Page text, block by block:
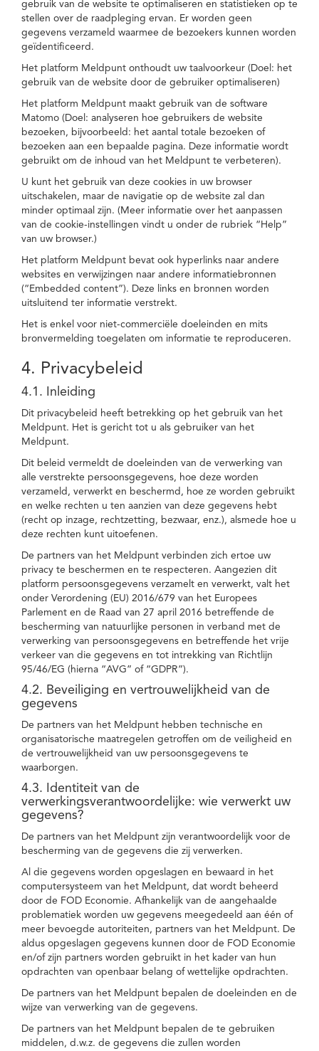
gebruik van de website te optimaliseren en statistieken op te
stellen over de raadpleging ervan. Er worden geen
gegevens verzameld waarmee de bezoekers kunnen worden
geïdentificeerd.
Het platform Meldpunt onthoudt uw taalvoorkeur (Doel: het
gebruik van de website door de gebruiker optimaliseren)
Het platform Meldpunt maakt gebruik van de software
Matomo (Doel: analyseren hoe gebruikers de website
bezoeken, bijvoorbeeld: het aantal totale bezoeken of
bezoeken aan een bepaalde pagina. Deze informatie wordt
gebruikt om de inhoud van het Meldpunt te verbeteren).
U kunt het gebruik van deze cookies in uw browser
uitschakelen, maar de navigatie op de website zal dan
minder optimaal zijn. (Meer informatie over het aanpassen
van de cookie-instellingen vindt u onder de rubriek “Help”
van uw browser.)
Het platform Meldpunt bevat ook hyperlinks naar andere
websites en verwijzingen naar andere informatiebronnen
(“Embedded content”). Deze links en bronnen worden
uitsluitend ter informatie verstrekt.
Het is enkel voor niet-commerciële doeleinden en mits
bronvermelding toegelaten om informatie te reproduceren.
4. Privacybeleid
4.1. Inleiding
Dit privacybeleid heeft betrekking op het gebruik van het
Meldpunt. Het is gericht tot u als gebruiker van het
Meldpunt.
Dit beleid vermeldt de doeleinden van de verwerking van
alle verstrekte persoonsgegevens, hoe deze worden
verzameld, verwerkt en beschermd, hoe ze worden gebruikt
en welke rechten u ten aanzien van deze gegevens hebt
(recht op inzage, rechtzetting, bezwaar, enz.), alsmede hoe u
deze rechten kunt uitoefenen.
De partners van het Meldpunt verbinden zich ertoe uw
privacy te beschermen en te respecteren. Aangezien dit
platform persoonsgegevens verzamelt en verwerkt, valt het
onder Verordening (EU) 2016/679 van het Europees
Parlement en de Raad van 27 april 2016 betreffende de
bescherming van natuurlijke personen in verband met de
verwerking van persoonsgegevens en betreffende het vrije
verkeer van die gegevens en tot intrekking van Richtlijn
95/46/EG (hierna “AVG” of “GDPR”).
4.2. Beveiliging en vertrouwelijkheid van de
gegevens
De partners van het Meldpunt hebben technische en
organisatorische maatregelen getroffen om de veiligheid en
de vertrouwelijkheid van uw persoonsgegevens te
waarborgen.
4.3. Identiteit van de
verwerkingsverantwoordelijke: wie verwerkt uw
gegevens?
De partners van het Meldpunt zijn verantwoordelijk voor de
bescherming van de gegevens die zij verwerken.
Al die gegevens worden opgeslagen en bewaard in het
computersysteem van het Meldpunt, dat wordt beheerd
door de FOD Economie. Afhankelijk van de aangehaalde
problematiek worden uw gegevens meegedeeld aan één of
meer bevoegde autoriteiten, partners van het Meldpunt. De
aldus opgeslagen gegevens kunnen door de FOD Economie
en/of zijn partners worden gebruikt in het kader van hun
opdrachten van openbaar belang of wettelijke opdrachten.
De partners van het Meldpunt bepalen de doeleinden en de
wijze van verwerking van de gegevens.
De partners van het Meldpunt bepalen de te gebruiken
middelen, d.w.z. de gegevens die zullen worden